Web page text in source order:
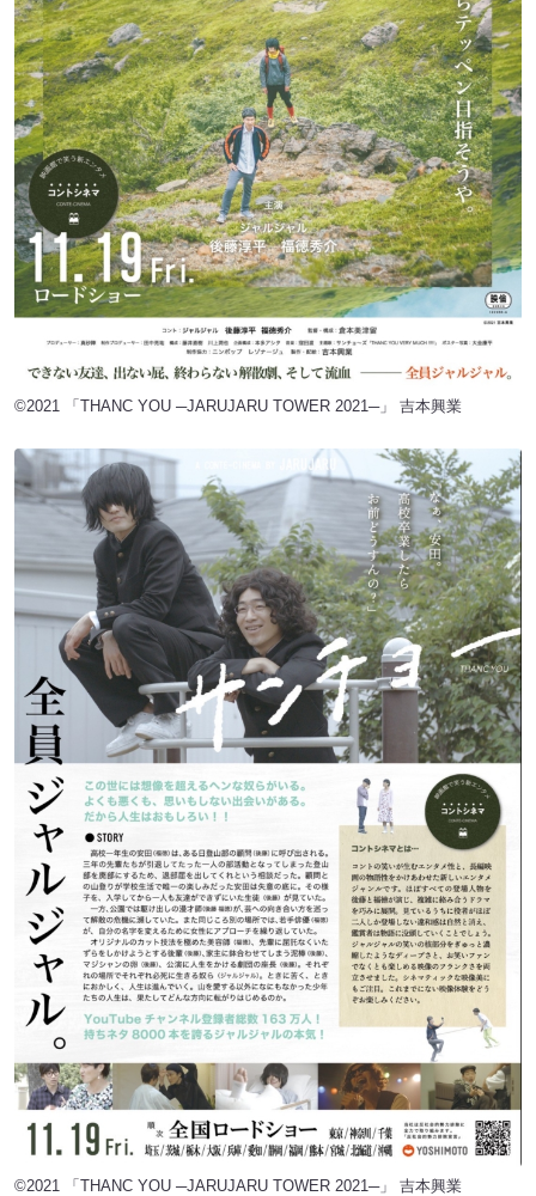
©︎2021 「THANC YOU ─JARUJARU TOWER 2021─」 吉本興業
©︎2021 「THANC YOU ─JARUJARU TOWER 2021─」 吉本興業